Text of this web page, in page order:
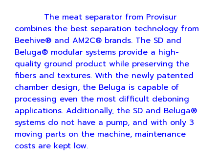
The meat separator from Provisur
combines the best separation technology from
Beehive® and AM2C® brands. The SD and
Beluga® modular systems provide a high-
quality ground product while preserving the
fibers and textures. With the newly patented
chamber design, the Beluga is capable of
processing even the most difficult deboning
applications. Additionally, the SD and Beluga®
systems do not have a pump, and with only 3
moving parts on the machine, maintenance
costs are kept low.